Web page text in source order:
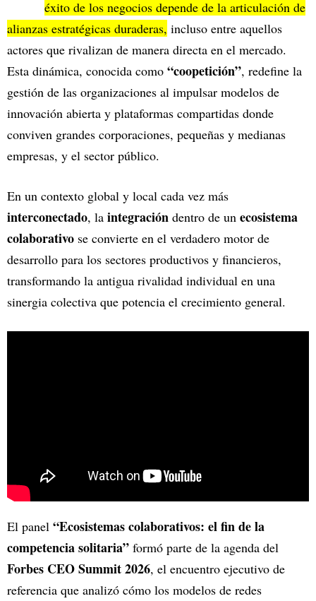
éxito de los negocios depende de la articulación de
alianzas estratégicas duraderas, incluso entre aquellos
actores que rivalizan de manera directa en el mercado.
Esta dinámica, conocida como “coopetición”, redefine la
gestión de las organizaciones al impulsar modelos de
innovación abierta y plataformas compartidas donde
conviven grandes corporaciones, pequeñas y medianas
empresas, y el sector público.
En un contexto global y local cada vez más
interconectado, la integración dentro de un ecosistema
colaborativo se convierte en el verdadero motor de
desarrollo para los sectores productivos y financieros,
transformando la antigua rivalidad individual en una
sinergia colectiva que potencia el crecimiento general.
El panel “Ecosistemas colaborativos: el fin de la
competencia solitaria” formó parte de la agenda del
Forbes CEO Summit 2026, el encuentro ejecutivo de
referencia que analizó cómo los modelos de redes